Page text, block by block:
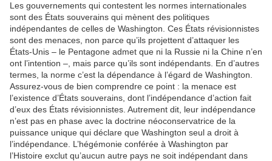
Les gouvernements qui contestent les normes internationales
sont des États souverains qui mènent des politiques
indépendantes de celles de Washington. Ces États révisionnistes
sont des menaces, non parce qu’ils projettent d’attaquer les
États-Unis – le Pentagone admet que ni la Russie ni la Chine n’en
ont l’intention –, mais parce qu’ils sont indépendants. En d’autres
termes, la norme c’est la dépendance à l’égard de Washington.
Assurez-vous de bien comprendre ce point : la menace est
l’existence d’États souverains, dont l’indépendance d’action fait
d’eux des États révisionnistes. Autrement dit, leur indépendance
n’est pas en phase avec la doctrine néoconservatrice de la
puissance unique qui déclare que Washington seul a droit à
l’indépendance. L’hégémonie conférée à Washington par
l’Histoire exclut qu’aucun autre pays ne soit indépendant dans